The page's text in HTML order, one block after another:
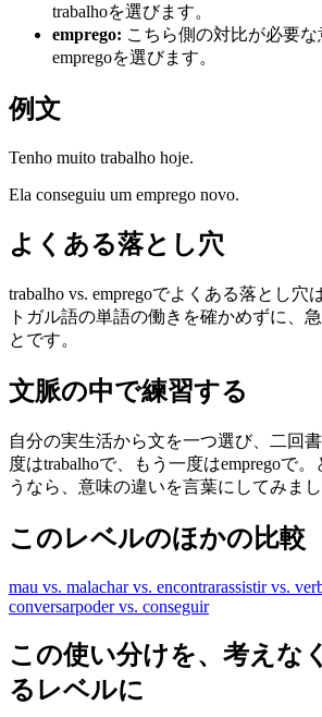
trabalhoを選びます。
emprego: こちら側の対比が必要
empregoを選びます。
例文
Tenho muito trabalho hoje.
Ela conseguiu um emprego novo.
よくある落とし穴
trabalho vs. empregoでよくある落とし穴
トガル語の単語の働きを確かめずに、
とです。
文脈の中で練習する
自分の実生活から文を一つ選び、二回
度はtrabalhoで、もう一度はempregoで
うなら、意味の違いを言葉にしてみまし
このレベルのほかの比較
mau vs. malachar vs. encontrarassistir vs. ver
conversarpoder vs. conseguir
この使い分けを、考えな
るレベルに